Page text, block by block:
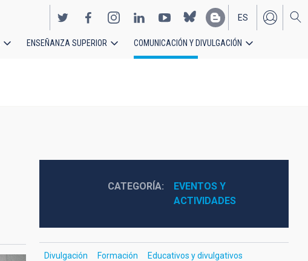
EN
ES
ENSEÑANZA SUPERIOR COMUNICACIÓN Y DIVULGACIÓN
CATEGORÍA
EVENTOS Y
ACTIVIDADES
Divulgación Formación Educativos y divulgativos